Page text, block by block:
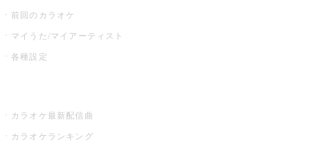
前回のカラオケ
マイうた/マイアーティスト
各種設定
カラオケ最新配信曲
カラオケランキング